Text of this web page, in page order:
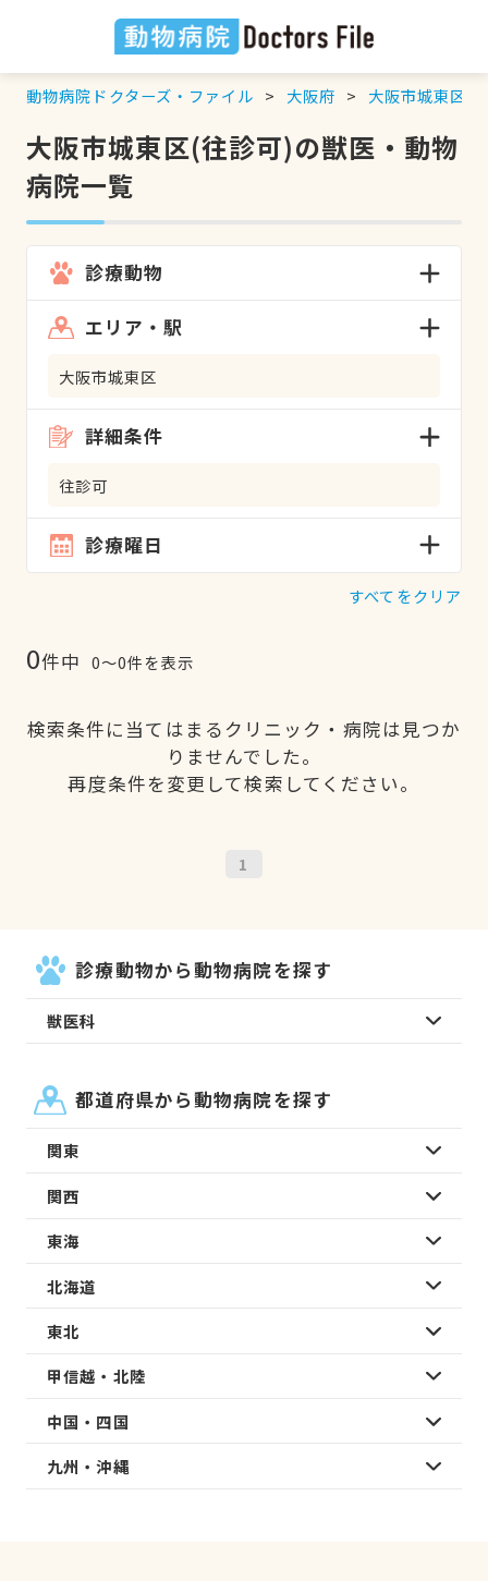
動物病院ドクターズ・ファイル 大阪府 大阪市城東区
大阪市城東区(往診可)の獣医・動物
病院一覧
診療動物
エリア・駅
大阪市城東区
詳細条件
往診可
診療曜日
すべてをクリア
0件中 0〜0件を表示
検索条件に当てはまるクリニック・病院は見つか
りませんでした。
再度条件を変更して検索してください。
1
診療動物から動物病院を探す
獣医科
都道府県から動物病院を探す
関東
関西
東海
北海道
東北
甲信越・北陸
中国・四国
九州・沖縄